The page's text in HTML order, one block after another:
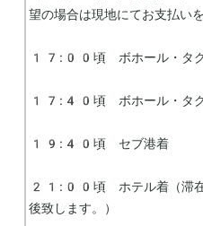
望の場合は現地にてお支払い
17:00頃　ボホール・タグ
17:40頃　ボホール・タグ
19:40頃　セブ港着
21:00頃　ホテル着（滞在
後致します。）